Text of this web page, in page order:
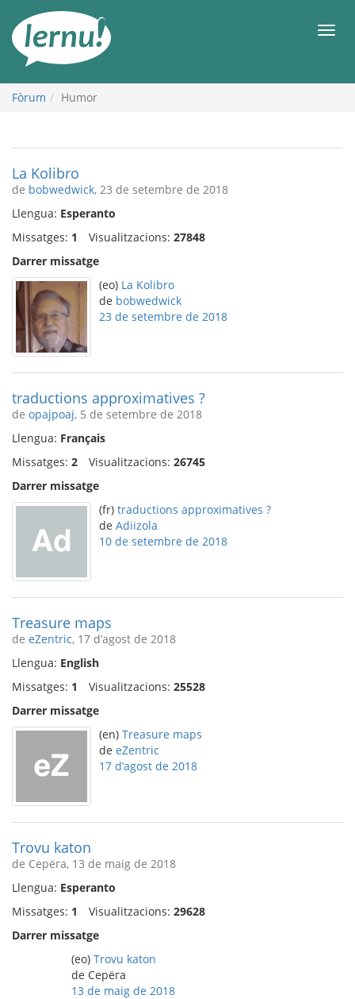
contingut
Fòrum Humor
La Kolibro
de bobwedwick, 23 de setembre de 2018
Llengua: Esperanto
Missatges: 1 Visualitzacions: 27848
Darrer missatge
(eo) La Kolibro
de bobwedwick
23 de setembre de 2018
traductions approximatives ?
de opajpoaj, 5 de setembre de 2018
Llengua: Français
Missatges: 2 Visualitzacions: 26745
Darrer missatge
(fr) traductions approximatives ?
de Adiizola
10 de setembre de 2018
Treasure maps
de eZentric, 17 d’agost de 2018
Llengua: English
Missatges: 1 Visualitzacions: 25528
Darrer missatge
(en) Treasure maps
de eZentric
17 d’agost de 2018
Trovu katon
de Серёга, 13 de maig de 2018
Llengua: Esperanto
Missatges: 1 Visualitzacions: 29628
Darrer missatge
(eo) Trovu katon
de Серёга
13 de maig de 2018